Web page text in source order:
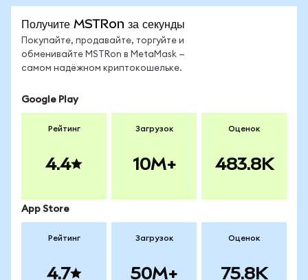
Получите MSTRon за секунды
Покупайте, продавайте, торгуйте и
обменивайте MSTRon в MetaMask —
самом надёжном криптокошельке.
Google Play
Рейтинг
4.4
Загрузок
10M+
Оценок
483.8K
App Store
Рейтинг
4.7
Загрузок
50M+
Оценок
75.8K